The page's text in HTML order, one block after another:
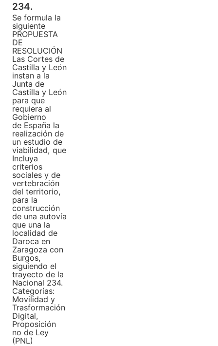
234.
Se formula la
siguiente
PROPUESTA
DE
RESOLUCIÓN
Las Cortes de
Castilla y León
instan a la
Junta de
Castilla y León
para que
requiera al
Gobierno
de España la
realización de
un estudio de
viabilidad, que
Incluya
criterios
sociales y de
vertebración
del territorio,
para la
construcción
de una autovía
que una la
localidad de
Daroca en
Zaragoza con
Burgos,
siguiendo el
trayecto de la
Nacional 234.
Categorías:
Movilidad y
Trasformación
Digital,
Proposición
no de Ley
(PNL)